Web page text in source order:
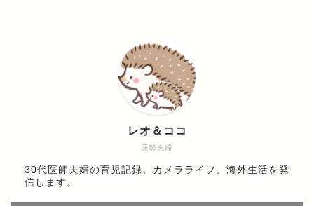
医師夫婦
レオ＆ココ
30代医師夫婦の育児記録、カメラライフ、海外生活を発
信します。